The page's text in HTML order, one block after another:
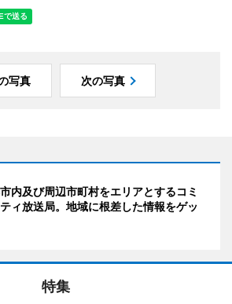
写真 次の写真
内及び周辺市町村をエリアとするコミ
ィ放送局。地域に根差した情報をゲッ
特集